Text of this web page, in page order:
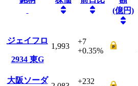
(億円)
ジェイフロ
2934 東G
1,993
+7
+0.35%
大阪ソーダ
+232